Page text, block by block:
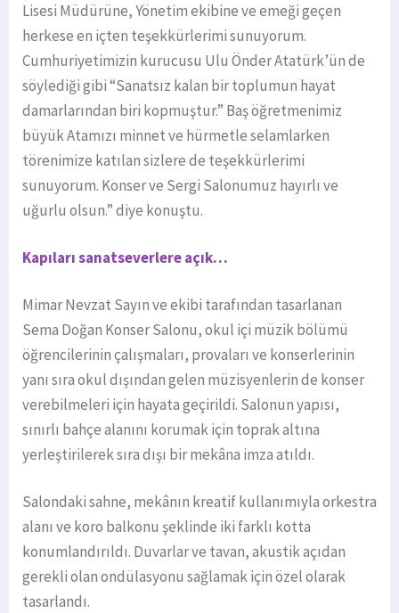
Lisesi Müdürüne, Yönetim ekibine ve emeği geçen
herkese en içten teşekkürlerimi sunuyorum.
Cumhuriyetimizin kurucusu Ulu Önder Atatürk’ün de
söylediği gibi “Sanatsız kalan bir toplumun hayat
damarlarından biri kopmuştur.” Baş öğretmenimiz
büyük Atamızı minnet ve hürmetle selamlarken
törenimize katılan sizlere de teşekkürlerimi
sunuyorum. Konser ve Sergi Salonumuz hayırlı ve
uğurlu olsun.” diye konuştu.
Kapıları sanatseverlere açık…
Mimar Nevzat Sayın ve ekibi tarafından tasarlanan
Sema Doğan Konser Salonu, okul içi müzik bölümü
öğrencilerinin çalışmaları, provaları ve konserlerinin
yanı sıra okul dışından gelen müzisyenlerin de konser
verebilmeleri için hayata geçirildi. Salonun yapısı,
sınırlı bahçe alanını korumak için toprak altına
yerleştirilerek sıra dışı bir mekâna imza atıldı.
Salondaki sahne, mekânın kreatif kullanımıyla orkestra
alanı ve koro balkonu şeklinde iki farklı kotta
konumlandırıldı. Duvarlar ve tavan, akustik açıdan
gerekli olan ondülasyonu sağlamak için özel olarak
tasarlandı.